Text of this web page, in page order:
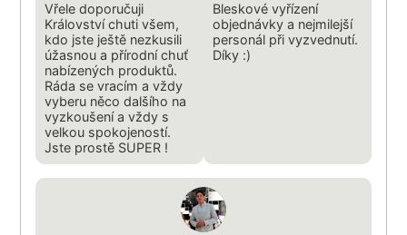
Vřele doporučuji
Království chuti všem,
kdo jste ještě nezkusili
úžasnou a přírodní chuť
nabízených produktů.
Ráda se vracím a vždy
vyberu něco dalšího na
vyzkoušení a vždy s
velkou spokojeností.
Jste prostě SUPER !
Bleskové vyřízení
objednávky a nejmilejší
personál při vyzvednutí.
Díky :)